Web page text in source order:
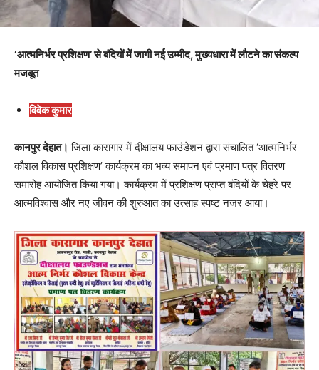
‘आत्मनिर्भर प्रशिक्षण’ से बंदियों में जागी नई उम्मीद, मुख्यधारा में लौटने का संकल्प
मजबूत
विवेक कुमार
कानपुर देहात। जिला कारागार में दीक्षालय फाउंडेशन द्वारा संचालित ‘आत्मनिर्भर
कौशल विकास प्रशिक्षण’ कार्यक्रम का भव्य समापन एवं प्रमाण पत्र वितरण
समारोह आयोजित किया गया। कार्यक्रम में प्रशिक्षण प्राप्त बंदियों के चेहरे पर
आत्मविश्वास और नए जीवन की शुरुआत का उत्साह स्पष्ट नजर आया।